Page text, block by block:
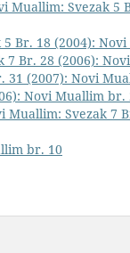
Muallim: Svezak 5
Br. 18 (2004):
7 Br. 28 (2006):
31 (2007): Novi
Novi Muallim br.
Muallim: Svezak 7
br. 10